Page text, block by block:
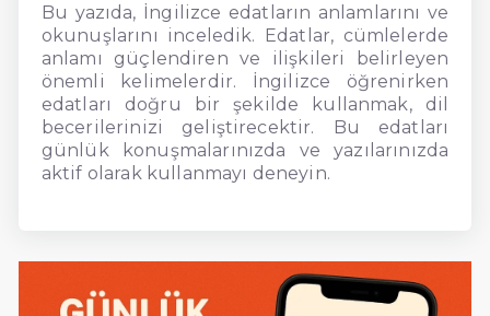
Bu yazıda, İngilizce edatların anlamlarını ve
okunuşlarını inceledik. Edatlar, cümlelerde
anlamı güçlendiren ve ilişkileri belirleyen
önemli kelimelerdir. İngilizce öğrenirken
edatları doğru bir şekilde kullanmak, dil
becerilerinizi geliştirecektir. Bu edatları
günlük konuşmalarınızda ve yazılarınızda
aktif olarak kullanmayı deneyin.